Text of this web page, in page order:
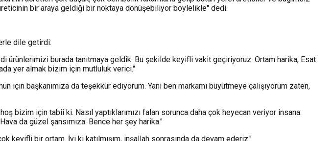
bir araya geldiği bir noktaya dönüşebiliyor böylelikle" dedi.
dile getirdi:
ürünlerimizi burada tanıtmaya geldik. Bu şekilde keyifli vakit geçiriyoruz. Ortam harika, Esat
yer almak bizim için mutluluk verici."
için başkanımıza da teşekkür ediyorum. Yani ben markamı büyütmeye çalışıyorum zaten,
bizim için tabii ki. Nasıl yaptıklarımızı falan sorunca daha çok heyecan veriyor insana.
da güzel şansımıza. Bence her şey harika."
keyifli bir ortam. İyi ki katılmışım, inşallah sonrasında da devam ederiz."